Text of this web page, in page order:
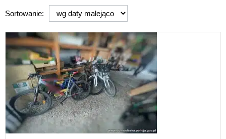
Sortowanie: